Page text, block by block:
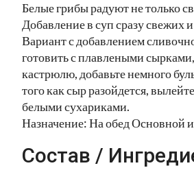
Белые грибы радуют не только
Добавление в суп сразу свежих
Вариант с добавлением
готовить с плавлеными
кастрюлю, добавьте немного
того как сыр разойдется,
белыми сухариками.
Назначение: На обед Основной
Состав /